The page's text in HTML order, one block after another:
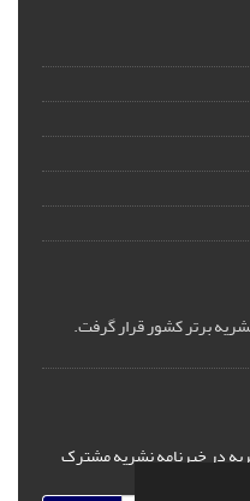
برتر کشور قرار گرفت.
در خبرنامه نشریه مشترک